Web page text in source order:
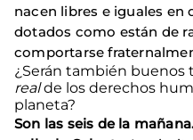
nacen libres e iguales en
dotados como están de
comportarse
¿Serán también buenos
realde los derechos
planeta?
Son las seis de la